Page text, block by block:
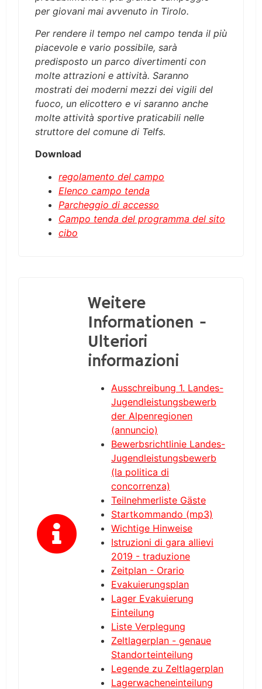
per giovani mai avvenuto in Tirolo.
Per rendere il tempo nel campo tenda il più
piacevole e vario possibile, sarà
predisposto un parco divertimenti con
molte attrazioni e attività. Saranno
mostrati dei moderni mezzi dei vigili del
fuoco, un elicottero e vi saranno anche
molte attività sportive praticabili nelle
struttore del comune di Telfs.
Download
regolamento del campo
Elenco campo tenda
Parcheggio di accesso
Campo tenda del programma del sito
cibo
Weitere
Informationen -
Ulteriori
informazioni
Ausschreibung 1. Landes-
Jugendleistungsbewerb
der Alpenregionen
(annuncio)
Bewerbsrichtlinie Landes-
Jugendleistungsbewerb
(la politica di
concorrenza)
Teilnehmerliste Gäste
Startkommando (mp3)
Wichtige Hinweise
Istruzioni di gara allievi
2019 - traduzione
Zeitplan - Orario
Evakuierungsplan
Lager Evakuierung
Einteilung
Liste Verplegung
Zeltlagerplan - genaue
Standorteinteilung
Legende zu Zeltlagerplan
Lagerwacheneinteilung